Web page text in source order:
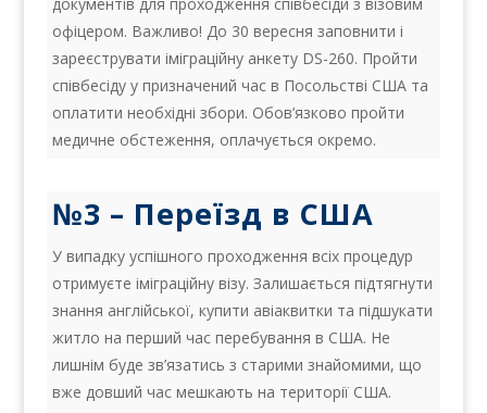
офіцером. Важливо! До 30 вересня заповнити і
зареєструвати іміграційну анкету DS-260. Пройти
співбесіду у призначений час в Посольстві США та
оплатити необхідні збори. Обов’язково пройти
медичне обстеження, оплачується окремо.
№3 – Переїзд в США
У випадку успішного проходження всіх процедур
отримуєте іміграційну візу. Залишається підтягнути
знання англійської, купити авіаквитки та підшукати
житло на перший час перебування в США. Не
лишнім буде зв’язатись з старими знайомими, що
вже довший час мешкають на території США.